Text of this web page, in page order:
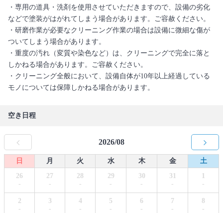
・専用の道具・洗剤を使用させていただきますので、設備の劣化
などで塗装がはがれてしまう場合があります。ご容赦ください。
・研磨作業が必要なクリーニング作業の場合は設備に微細な傷が
ついてしまう場合があります。
・重度の汚れ（変質や染色など）は、クリーニングで完全に落と
しかねる場合があります。ご容赦ください。
・クリーニング全般において、設備自体が10年以上経過している
モノについては保障しかねる場合があります。
空き日程
2026/08
日 月 火 水 木 金
土
26
-
27
-
28
-
29
-
30
-
31
-
1
-
2
-
3
-
4
-
5
-
6
-
7
-
8
-